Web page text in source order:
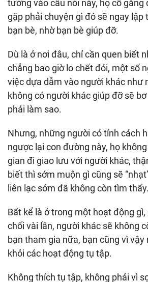
tưởng vào câu nói này, họ cố gắng
gặp phải chuyện gì đó sẽ ngay lập
bạn bè, nhờ bạn bè giúp đỡ.
Dù là ở nơi đâu, chỉ cần quen biết
chẳng bao giờ lo chết đói, một số
việc dựa dẫm vào người khác như
không có người khác giúp đỡ sẽ
phải làm sao.
Nhưng, những người có tính cách
ngược lại con đường này, họ
gian đi giao lưu với người khác,
biết thì sớm muộn gì cũng sẽ
liên lạc sớm đã không còn tìm thấy.
Bất kể là ở trong một hoạt động
chối vài lần, người khác sẽ không
bạn tham gia nữa, bạn cũng vì
khỏi các hoạt động tụ tập.
Không thích tụ tập, không phải vì